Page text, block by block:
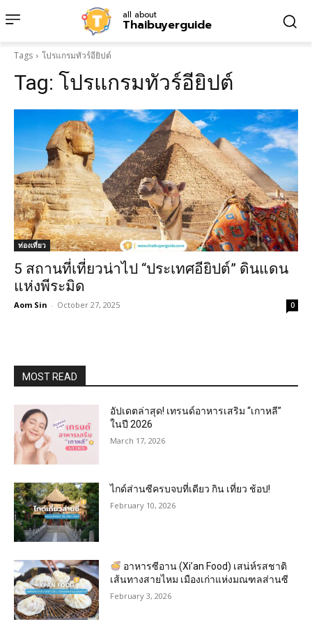
all about
Thaibuyerguide
Tags โปรแกรมทัวร์อียิปต์
Tag: โปรแกรมทัวร์อียิปต์
ท่องเที่ยว
5 สถานที่เที่ยวน่าไป “ประเทศอียิปต์” ดินแดน
แห่งพีระมิด
Aom Sin - October 27, 2025 0
MOST READ
อัปเดตล่าสุด! เทรนด์อาหารเสริม “เกาหลี”
ในปี 2026
March 17, 2026
ไกด์ส่านซีครบจบที่เดียว กิน เที่ยว ช้อป!
February 10, 2026
อาหารซีอาน (Xi’an Food) เสน่ห์รสชาติ
เส้นทางสายไหม เมืองเก่าแห่งมณฑลส่านซี
February 3, 2026